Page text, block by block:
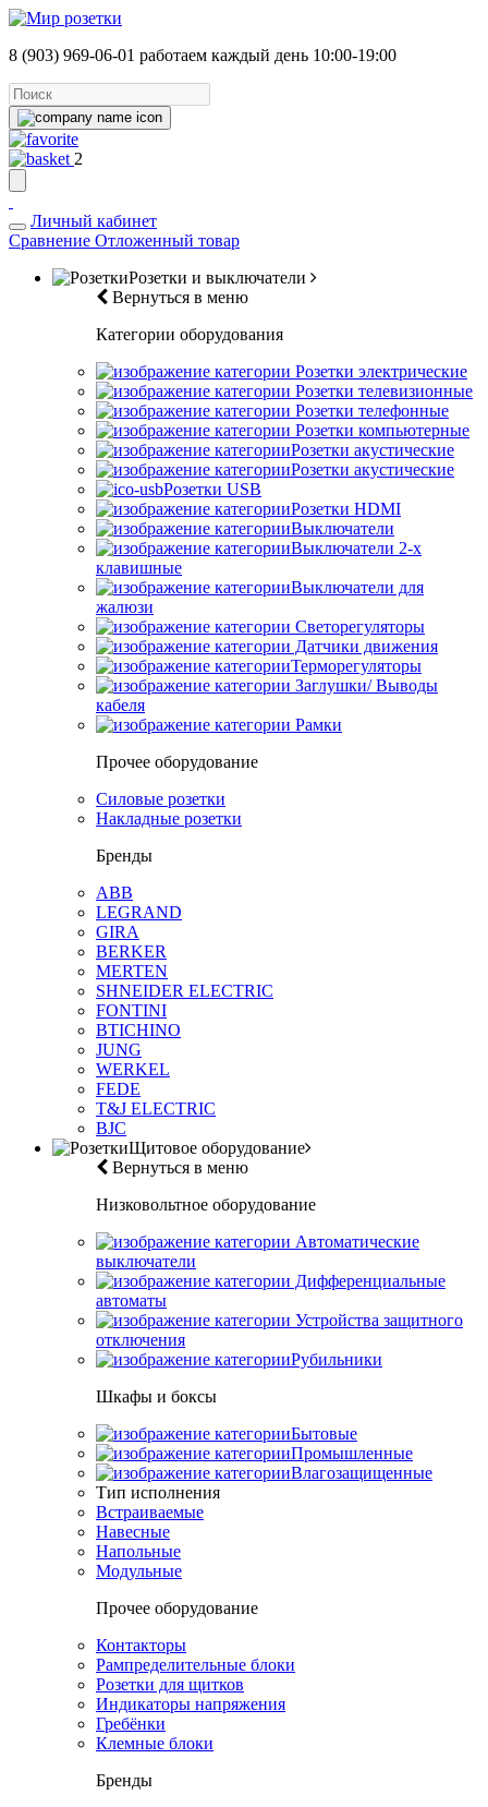
8 (903) 969-06-01 работаем каждый день 10:00-19:00
2
Личный кабинет
Сравнение Отложенный товар
Розетки и выключатели
Вернуться в меню
Категории оборудования
Розетки электрические
Розетки телевизионные
Розетки телефонные
Розетки компьютерные
Розетки акустические
Розетки акустические
Розетки USB
Розетки HDMI
Выключатели
Выключатели 2-х
клавишные
Выключатели для
жалюзи
Светорегуляторы
Датчики движения
Терморегуляторы
Заглушки/ Выводы
кабеля
Рамки
Прочее оборудование
Силовые розетки
Накладные розетки
Бренды
ABB
LEGRAND
GIRA
BERKER
MERTEN
SHNEIDER ELECTRIC
FONTINI
BTICHINO
JUNG
WERKEL
FEDE
T&J ELECTRIC
BJC
Щитовое оборудование
Вернуться в меню
Низковольтное оборудование
Автоматические
выключатели
Дифференциальные
автоматы
Устройства защитного
отключения
Рубильники
Шкафы и боксы
Бытовые
Промышленные
Влагозащищенные
Тип исполнения
Встраиваемые
Навесные
Напольные
Модульные
Прочее оборудование
Контакторы
Рампределительные блоки
Розетки для щитков
Индикаторы напряжения
Гребёнки
Клемные блоки
Бренды